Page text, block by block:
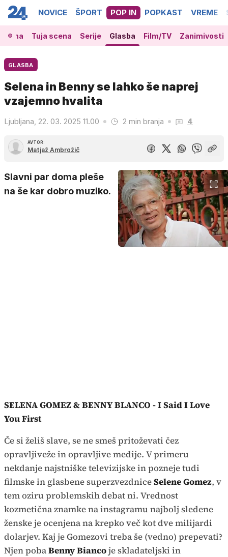
NOVICE ŠPORT POP IN POPKAST VREME
Tuja scena Serije Glasba Film/TV Zanimivosti
GLASBA
Selena in Benny se lahko še naprej
vzajemno hvalita
Ljubljana, 22. 03. 2025 11.00 2 min branja 4
AVTOR:
Matjaž Ambrožič
Slavni par doma pleše
na še kar dobro muziko.
SELENA GOMEZ & BENNY BLANCO - I Said I Love
You First
Če si želiš slave, se ne smeš pritoževati čez
opravljiveže in opravljive medije. V primeru
nekdanje najstniške televizijske in pozneje tudi
filmske in glasbene superzvezdniceSelene Gomez, v
tem oziru problemskih debat ni. Vrednost
kozmetična znamke na instagramu najbolj sledene
ženske je ocenjena na krepko več kot dve milijardi
dolarjev. Kaj je Gomezovi treba še (vedno) prepevati?
Njen pobaBenny Biancoje skladateljski in